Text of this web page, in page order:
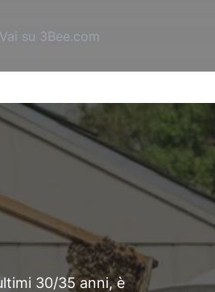
Vai su 3Bee.com
30/35 anni, è